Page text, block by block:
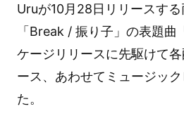
Uruが10月28日リリースす
「Break / 振り子」の表題曲
ケージリリースに先駆けて
ース、あわせてミュージッ
た。